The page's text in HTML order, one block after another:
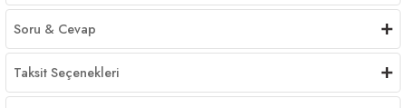
Soru & Cevap
Taksit Seçenekleri